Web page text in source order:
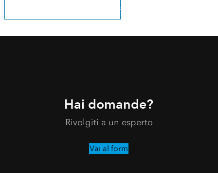
registrati per ricevere le nostre news
Hai domande?
Rivolgiti a un esperto
Vai al form